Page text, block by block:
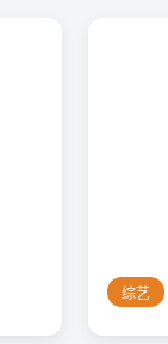
综艺